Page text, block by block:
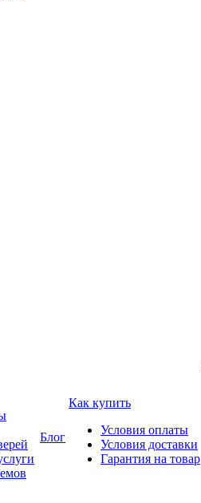
Блог
Как купить
Условия оплаты
Условия доставки
Гарантия на товар